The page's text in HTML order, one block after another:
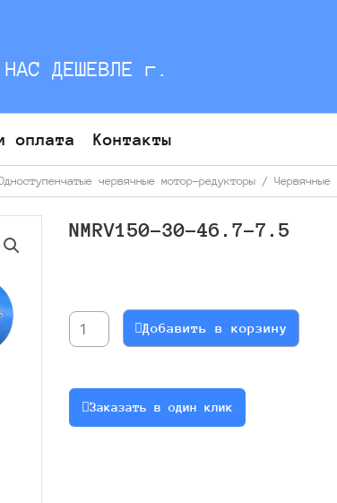
ДЕШЕВЛЕ г.
оплата Контакты
червячные мотор-редукторы / Червячные
NMRV150-30-46.7-7.5
NMRV150-
30-
7.5
Добавить в корзину
Заказать в один клик